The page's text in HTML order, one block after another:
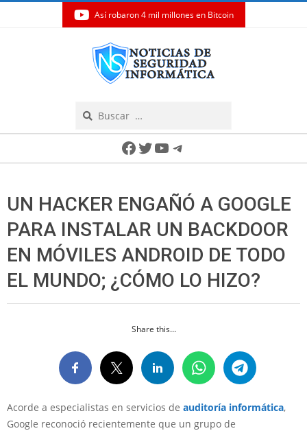
Así robaron 4 mil millones en Bitcoin
Facebook
Twitter
YouTube
Telegram
UN HACKER ENGAÑÓ A GOOGLE
PARA INSTALAR UN BACKDOOR
EN MÓVILES ANDROID DE TODO
EL MUNDO; ¿CÓMO LO HIZO?
Share this...
Acorde a especialistas en servicios de auditoría informática,
Google reconoció recientemente que un grupo de